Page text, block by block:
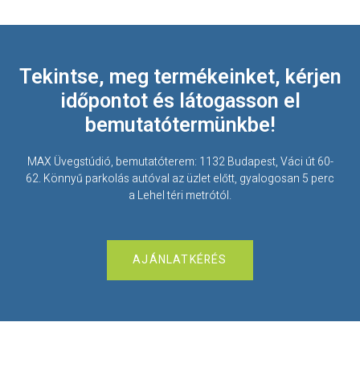
Tekintse, meg termékeinket, kérjen
időpontot és látogasson el
bemutatótermünkbe!
MAX Üvegstúdió, bemutatóterem: 1132 Budapest, Váci út 60-
62. Könnyű parkolás autóval az üzlet előtt, gyalogosan 5 perc
a Lehel téri metrótól.
AJÁNLATKÉRÉS